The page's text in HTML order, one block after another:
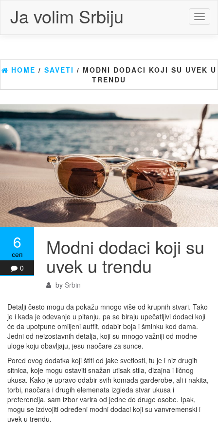
content
Ja volim Srbiju
HOME / SAVETI / MODNI DODACI KOJI SU UVEK U
TRENDU
6
сеп
0
Modni dodaci koji su
uvek u trendu
by Srbin
Detalji često mogu da pokažu mnogo više od krupnih stvari. Tako
je i kada je odevanje u pitanju, pa se biraju upečatljivi dodaci koji
će da upotpune omiljeni autfit, odabir boja i šminku kod dama.
Jedni od neizostavnih detalja, koji su mnogo važniji od modne
uloge koju obavljaju, jesu naočare za sunce.
Pored ovog dodatka koji štiti od jake svetlosti, tu je i niz drugih
sitnica, koje mogu ostaviti snažan utisak stila, dizajna i ličnog
ukusa. Kako je upravo odabir svih komada garderobe, ali i nakita,
torbi, naočara i drugih elemenata izgleda stvar ukusa i
preferencija, sam izbor varira od jedne do druge osobe. Ipak,
mogu se izdvojiti određeni modni dodaci koji su vanvremenski i
uvek u trendu.